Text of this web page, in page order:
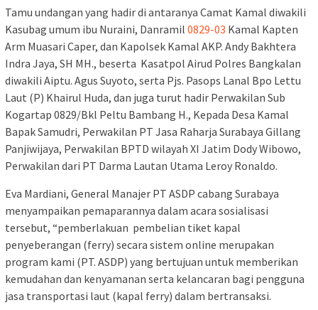
Tamu undangan yang hadir di antaranya Camat Kamal diwakili
Kasubag umum ibu Nuraini, Danramil 0829-03 Kamal Kapten
Arm Muasari Caper, dan Kapolsek Kamal AKP. Andy Bakhtera
Indra Jaya, SH MH., beserta Kasatpol Airud Polres Bangkalan
diwakili Aiptu. Agus Suyoto, serta Pjs. Pasops Lanal Bpo Lettu
Laut (P) Khairul Huda, dan juga turut hadir Perwakilan Sub
Kogartap 0829/Bkl Peltu Bambang H., Kepada Desa Kamal
Bapak Samudri, Perwakilan PT Jasa Raharja Surabaya Gillang
Panjiwijaya, Perwakilan BPTD wilayah XI Jatim Dody Wibowo,
Perwakilan dari PT Darma Lautan Utama Leroy Ronaldo.
Eva Mardiani, General Manajer PT ASDP cabang Surabaya
menyampaikan pemaparannya dalam acara sosialisasi
tersebut, “pemberlakuan pembelian tiket kapal
penyeberangan (ferry) secara sistem online merupakan
program kami (PT. ASDP) yang bertujuan untuk memberikan
kemudahan dan kenyamanan serta kelancaran bagi pengguna
jasa transportasi laut (kapal ferry) dalam bertransaksi.